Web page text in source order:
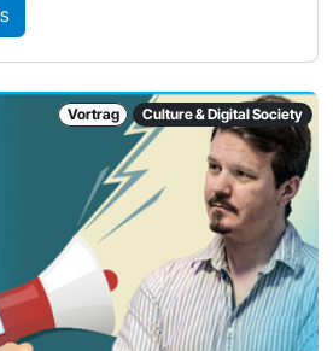
Vortrag Culture & Digital Society